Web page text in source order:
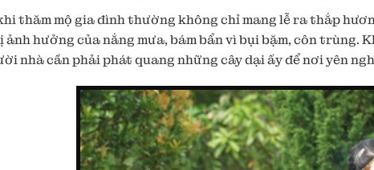
thăm mộ gia đình thường không chỉ mang lễ ra thắp
hưởng của nắng mưa, bám bẩn vì bụi bặm, côn trùng.
nhà cần phải phát quang những cây dại ấy để nơi yên